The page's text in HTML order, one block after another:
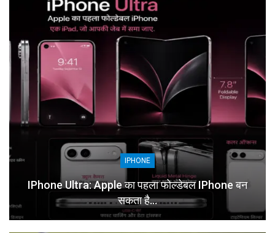
IPHONE
IPhone Ultra: Apple का पहला फोल्डेबल IPhone बन
सकता है…